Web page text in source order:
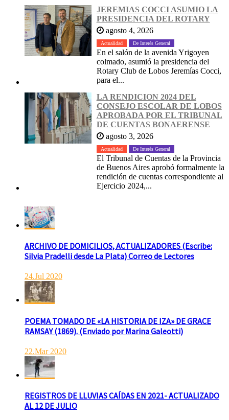
JEREMIAS COCCI ASUMIO LA
PRESIDENCIA DEL ROTARY
agosto 4, 2026
Actualidad De Interés General
En el salón de la avenida Yrigoyen
colmado, asumió la presidencia del
Rotary Club de Lobos Jeremías Cocci,
para el...
LA RENDICION 2024 DEL
CONSEJO ESCOLAR DE LOBOS
APROBADA POR EL TRIBUNAL
DE CUENTAS BONAERENSE
agosto 3, 2026
Actualidad De Interés General
El Tribunal de Cuentas de la Provincia
de Buenos Aires aprobó formalmente la
rendición de cuentas correspondiente al
Ejercicio 2024,...
ARCHIVO DE DOMICILIOS, ACTUALIZADORES (Escribe:
Silvia Pradelli desde La Plata) Correo de Lectores
24.Jul 2020
POEMA TOMADO DE «LA HISTORIA DE IZA» DE GRACE
RAMSAY (1869). (Enviado por Marina Galeotti)
22.Mar 2020
REGISTROS DE LLUVIAS CAÍDAS EN 2021- ACTUALIZADO
AL 12 DE JULIO